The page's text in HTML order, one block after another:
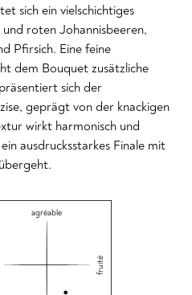
sich ein vielschichtiges
roten Johannisbeeren,
Pfirsich. Eine feine
dem Bouquet zusätzliche
sich der
geprägt von der knackigen
wirkt harmonisch und
ausdrucksstarkes Finale mit
agréable
fruité